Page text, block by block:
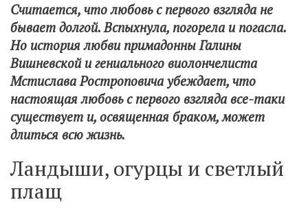
Считается, что любовь с первого взгляда не
бывает долгой. Вспыхнула, погорела и погасла.
Но история любви примадонны Галины
Вишневской и гениального виолончелиста
Мстислава Ростроповича убеждает, что
настоящая любовь с первого взгляда все-таки
существует и, освященная браком, может
длиться всю жизнь.
Ландыши, огурцы и светлый
плащ